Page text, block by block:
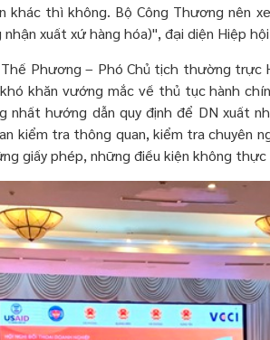
khác thì không. Bộ Công Thương nên
xuất xứ hàng hóa)", đại diện Hiệp
Phương – Phó Chủ tịch thường trực
khăn vướng mắc về thủ tục hành
nhất hướng dẫn quy định để DN xuất
kiểm tra thông quan, kiểm tra chuyên
giấy phép, những điều kiện không